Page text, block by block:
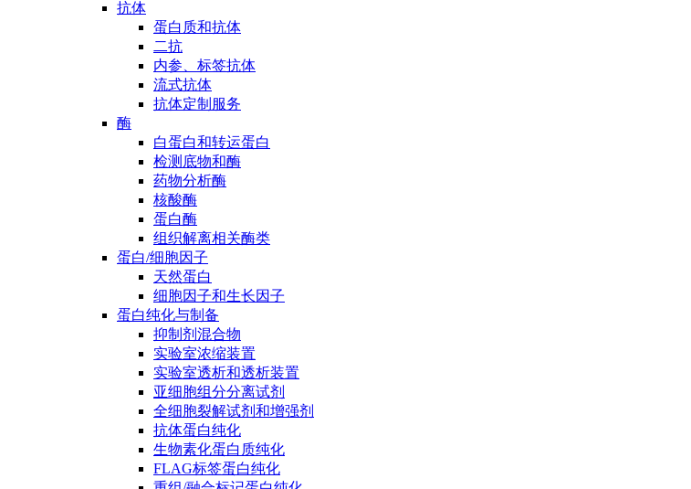
抗体
蛋白质和抗体
二抗
内参、标签抗体
流式抗体
抗体定制服务
酶
白蛋白和转运蛋白
检测底物和酶
药物分析酶
核酸酶
蛋白酶
组织解离相关酶类
蛋白/细胞因子
天然蛋白
细胞因子和生长因子
蛋白纯化与制备
抑制剂混合物
实验室浓缩装置
实验室透析和透析装置
亚细胞组分分离试剂
全细胞裂解试剂和增强剂
抗体蛋白纯化
生物素化蛋白质纯化
FLAG标签蛋白纯化